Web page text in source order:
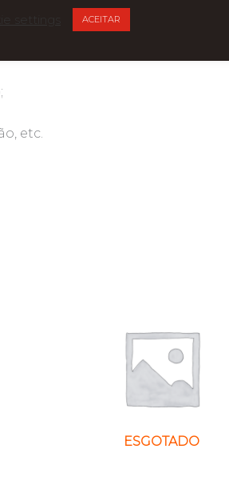
botão central;
etc.
ESGOTADO
ACEITAR